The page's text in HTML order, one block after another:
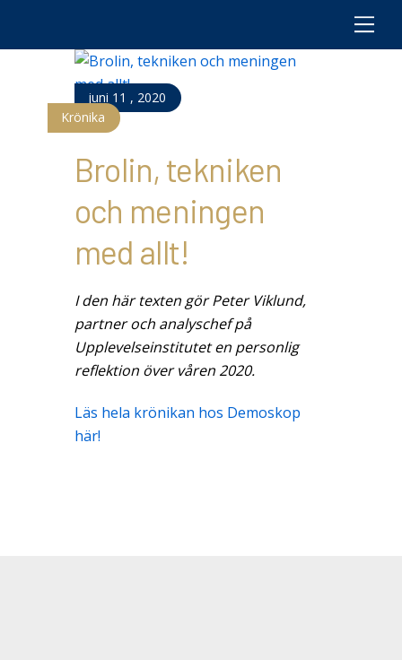
M
e
n
juni 11 , 2020
Krönika
Brolin, tekniken
och meningen
med allt!
I den här texten gör Peter Viklund,
partner och analyschef på
Upplevelseinstitutet en personlig
reflektion över våren 2020.
Läs hela krönikan hos Demoskop
här!